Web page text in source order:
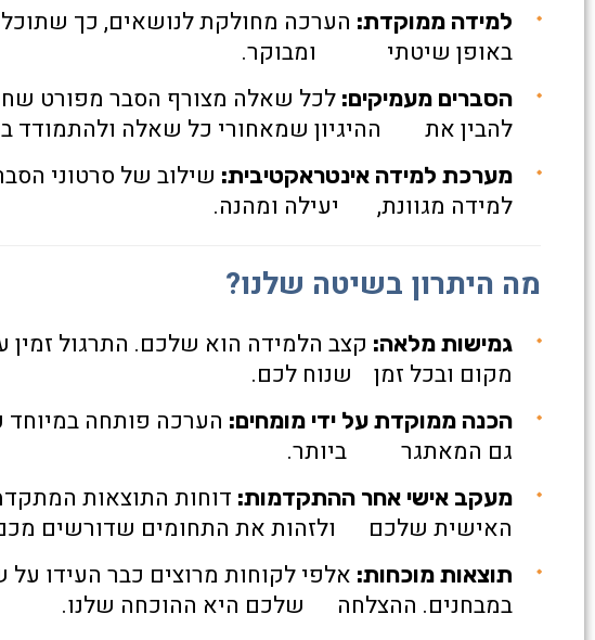
למידה ממוקדת: הערכה מחולקת לנושאים, כך
באופן שיטתי ומבוקר.
הסברים מעמיקים: לכל שאלה מצורף הסבר מפורט
להבין את ההיגיון שמאחורי כל שאלה ולהתמודד
מערכת למידה אינטראקטיבית: שילוב של סרטוני
למידה מגוונת, יעילה ומהנה.
מה היתרון בשיטה שלנו?
גמישות מלאה:
מקום ובכל זמן שנוח לכם.
הכנה ממוקדת על ידי מומחים: הערכה פותחה במיוחד
גם המאתגר ביותר.
מעקב אישי אחר ההתקדמות: דוחות התוצאות
האישית שלכם ולזהות את התחומים שדורשים
תוצאות מוכחות: אלפי לקוחות מרוצים כבר העידו על
במבחנים. ההצלחה שלכם היא ההוכחה שלנו.